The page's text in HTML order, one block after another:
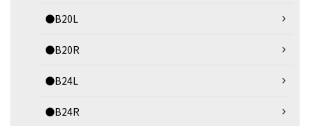
●B20L
●B20R
●B24L
●B24R